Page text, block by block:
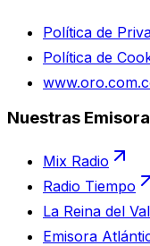
Política de
Política de
Nuestras
Mix Radio
Radio Tiempo
La Reina del
Emisora